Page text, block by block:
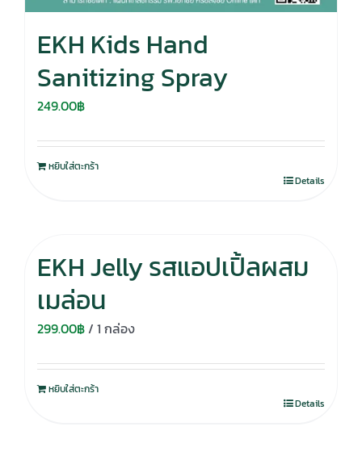
EKH Kids Hand
Sanitizing Spray
249.00฿
หยิบใส่ตะกร้า
Details
EKH Jelly รสแอปเปิ้ลผสม
เมล่อน
299.00฿/ 1 กล่อง
หยิบใส่ตะกร้า
Details